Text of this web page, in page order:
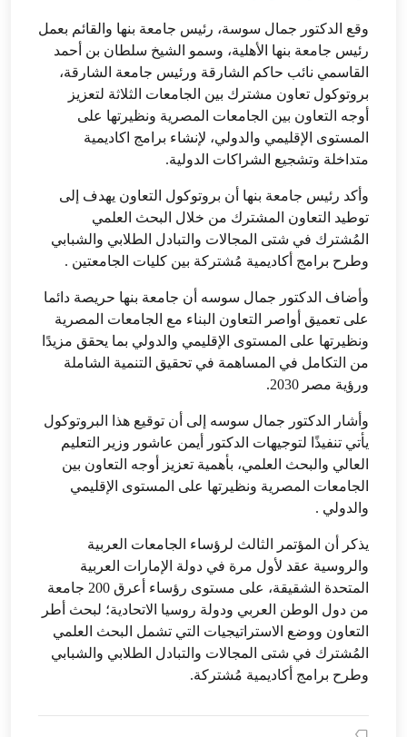
وقع الدكتور جمال سوسة، رئيس جامعة بنها والقائم بعمل
رئيس جامعة بنها الأهلية، وسمو الشيخ سلطان بن أحمد
القاسمي نائب حاكم الشارقة ورئيس جامعة الشارقة،
بروتوكول تعاون مشترك بين الجامعات الثلاثة لتعزيز
أوجه التعاون بين الجامعات المصرية ونظيرتها على
المستوى الإقليمي والدولي، لإنشاء برامج اكاديمية
متداخلة وتشجيع الشراكات الدولية.
وأكد رئيس جامعة بنها أن بروتوكول التعاون يهدف إلى
توطيد التعاون المشترك من خلال البحث العلمي
المُشترك في شتى المجالات والتبادل الطلابي والشبابي
وطرح برامج أكاديمية مُشتركة بين كليات الجامعتين .
وأضاف الدكتور جمال سوسه أن جامعة بنها حريصة دائما
على تعميق أواصر التعاون البناء مع الجامعات المصرية
ونظيرتها على المستوى الإقليمي والدولي بما يحقق مزيدًا
من التكامل في المساهمة في تحقيق التنمية الشاملة
ورؤية مصر 2030.
وأشار الدكتور جمال سوسه إلى أن توقيع هذا البروتوكول
يأتي تنفيذًا لتوجيهات الدكتور أيمن عاشور وزير التعليم
العالي والبحث العلمي، بأهمية تعزيز أوجه التعاون بين
الجامعات المصرية ونظيرتها على المستوى الإقليمي
والدولي .
يذكر أن المؤتمر الثالث لرؤساء الجامعات العربية
والروسية عقد لأول مرة في دولة الإمارات العربية
المتحدة الشقيقة، على مستوى رؤساء أعرق 200 جامعة
من دول الوطن العربي ودولة روسيا الاتحادية؛ لبحث أطر
التعاون ووضع الاستراتيجيات التي تشمل البحث العلمي
المُشترك في شتى المجالات والتبادل الطلابي والشبابي
وطرح برامج أكاديمية مُشتركة.